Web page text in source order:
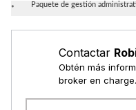
*
Paquete de gestión
Contactar
Obtén más
broker en charge.